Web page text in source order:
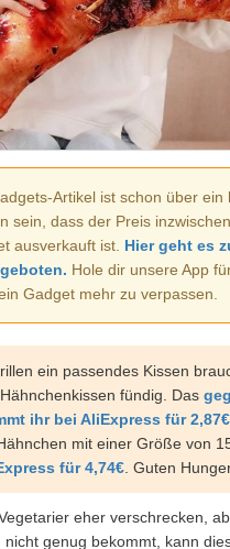
Artikel ist schon über ein
sein, dass der Preis
ausverkauft ist. Hier geht es
Hole dir unsere App
Gadget mehr zu verpassen.
ein passendes Kissen
fündig. Das
ihr bei AliExpress für 2,87€
mit einer Größe von
für 4,74€. Guten
eher verschrecken,
nicht genug bekommt, kann